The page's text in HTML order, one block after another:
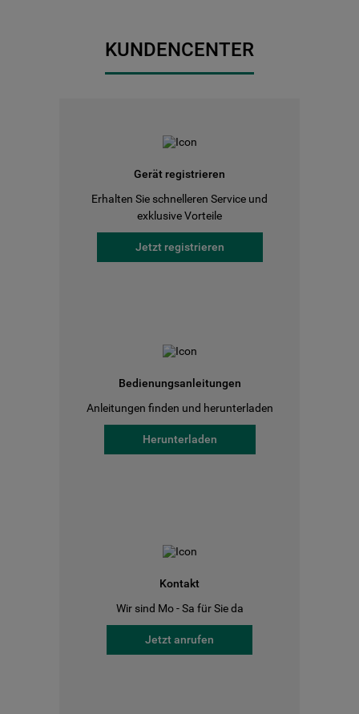
KUNDENCENTER
Gerät registrieren
Erhalten Sie schnelleren Service und
exklusive Vorteile
Jetzt registrieren
Bedienungsanleitungen
Anleitungen finden und herunterladen
Herunterladen
Kontakt
Wir sind Mo - Sa für Sie da
Jetzt anrufen